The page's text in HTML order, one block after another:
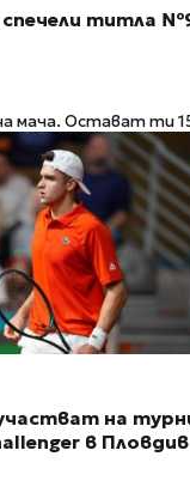
титла
мача. Остават ти
на
в Пловдив